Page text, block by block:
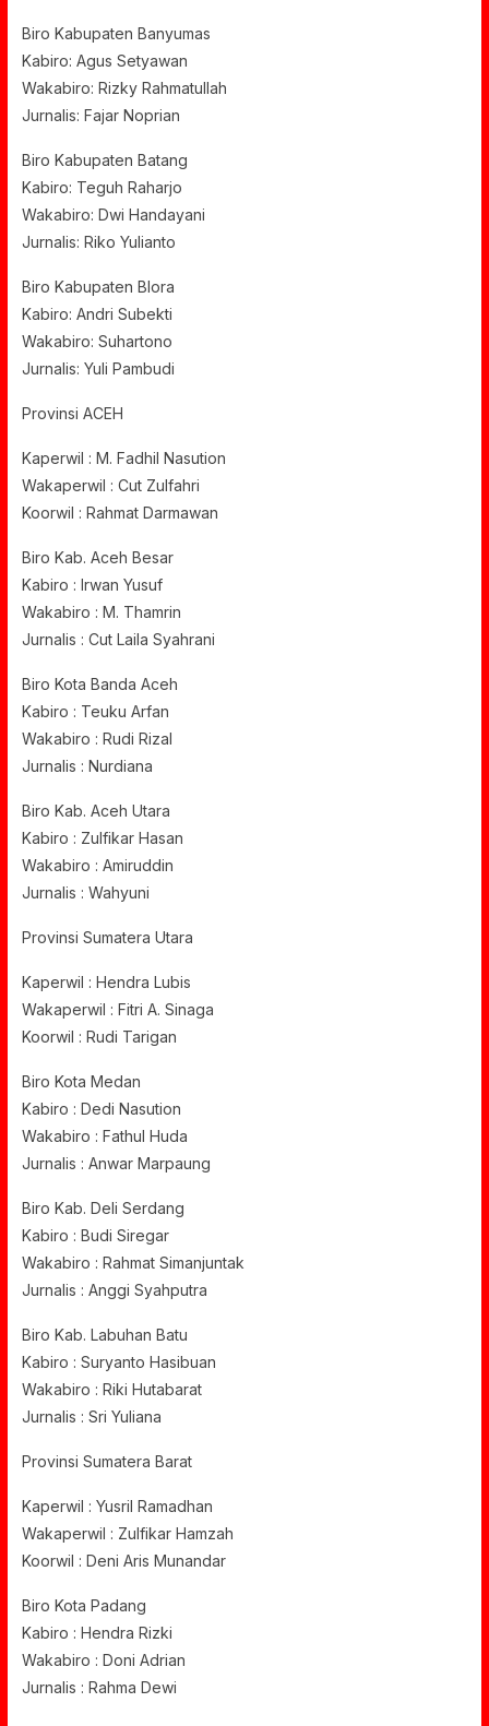
Biro Kabupaten Banyumas
Kabiro: Agus Setyawan
Wakabiro: Rizky Rahmatullah
Jurnalis: Fajar Noprian
Biro Kabupaten Batang
Kabiro: Teguh Raharjo
Wakabiro: Dwi Handayani
Jurnalis: Riko Yulianto
Biro Kabupaten Blora
Kabiro: Andri Subekti
Wakabiro: Suhartono
Jurnalis: Yuli Pambudi
Provinsi ACEH
Kaperwil : M. Fadhil Nasution
Wakaperwil : Cut Zulfahri
Koorwil : Rahmat Darmawan
Biro Kab. Aceh Besar
Kabiro : Irwan Yusuf
Wakabiro : M. Thamrin
Jurnalis : Cut Laila Syahrani
Biro Kota Banda Aceh
Kabiro : Teuku Arfan
Wakabiro : Rudi Rizal
Jurnalis : Nurdiana
Biro Kab. Aceh Utara
Kabiro : Zulfikar Hasan
Wakabiro : Amiruddin
Jurnalis : Wahyuni
Provinsi Sumatera Utara
Kaperwil : Hendra Lubis
Wakaperwil : Fitri A. Sinaga
Koorwil : Rudi Tarigan
Biro Kota Medan
Kabiro : Dedi Nasution
Wakabiro : Fathul Huda
Jurnalis : Anwar Marpaung
Biro Kab. Deli Serdang
Kabiro : Budi Siregar
Wakabiro : Rahmat Simanjuntak
Jurnalis : Anggi Syahputra
Biro Kab. Labuhan Batu
Kabiro : Suryanto Hasibuan
Wakabiro : Riki Hutabarat
Jurnalis : Sri Yuliana
Provinsi Sumatera Barat
Kaperwil : Yusril Ramadhan
Wakaperwil : Zulfikar Hamzah
Koorwil : Deni Aris Munandar
Biro Kota Padang
Kabiro : Hendra Rizki
Wakabiro : Doni Adrian
Jurnalis : Rahma Dewi